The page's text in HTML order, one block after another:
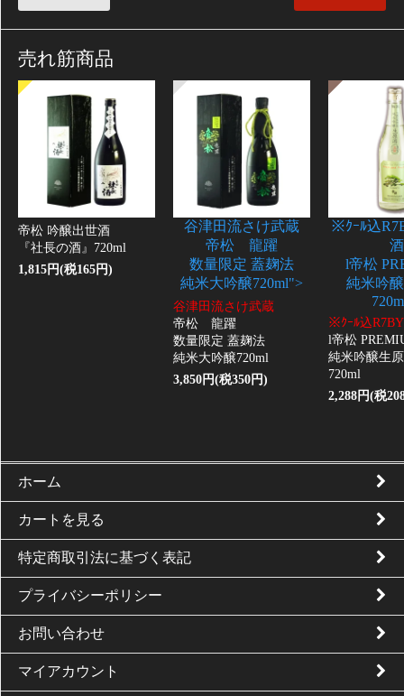
売れ筋商品
帝松 吟醸出世酒
『社長の酒』720ml
1,815円(税165円)
谷津田流さけ武蔵
帝松 龍躍
数量限定 蓋麹法
純米大吟醸720ml">
谷津田流さけ武蔵
帝松 龍躍
数量限定 蓋麹法
純米大吟醸720ml
3,850円(税350円)
※ｸｰﾙ込
酒
l帝松
純米吟
※ｸｰﾙ込
l帝松
純米吟醸生
720ml
2,288円(税
ホーム
カートを見る
特定商取引法に基づく表記
プライバシーポリシー
お問い合わせ
マイアカウント